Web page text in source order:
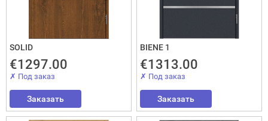
SOLID
€1297.00
✗ Под заказ
Заказать
BIENE 1
€1313.00
✗ Под заказ
Заказать